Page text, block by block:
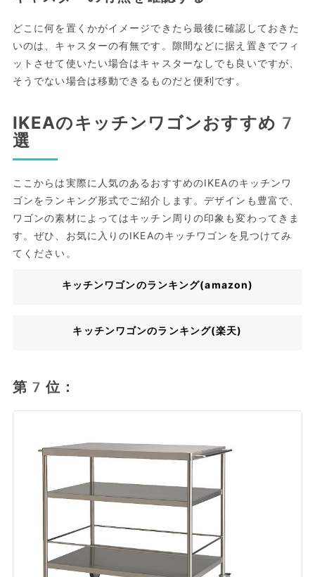
どこに何を置くかがイメージできたら最後に確認しておきた
いのは、キャスターの有無です。隙間などに据え置きでフィ
ットさせて使いたい場合はキャスターなしでも良いですが、
そうでない場合は移動できるものだと便利です。
IKEAのキッチンワゴンおすすめ7
選
ここからは実際に人気のあるおすすめのIKEAのキッチンワ
ゴンをランキング形式でご紹介します。デザインも豊富で、
ワゴンの素材によってはキッチン周りの印象も変わってきま
す。ぜひ、お気に入りのIKEAのキッチワゴンを見つけてみ
てください。
キッチンワゴンのランキング(amazon)
キッチンワゴンのランキング(楽天)
第7位：